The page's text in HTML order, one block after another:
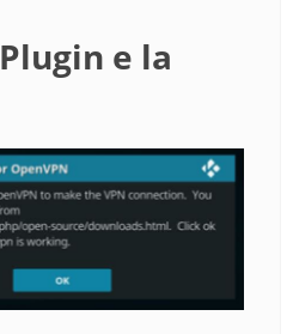
e la